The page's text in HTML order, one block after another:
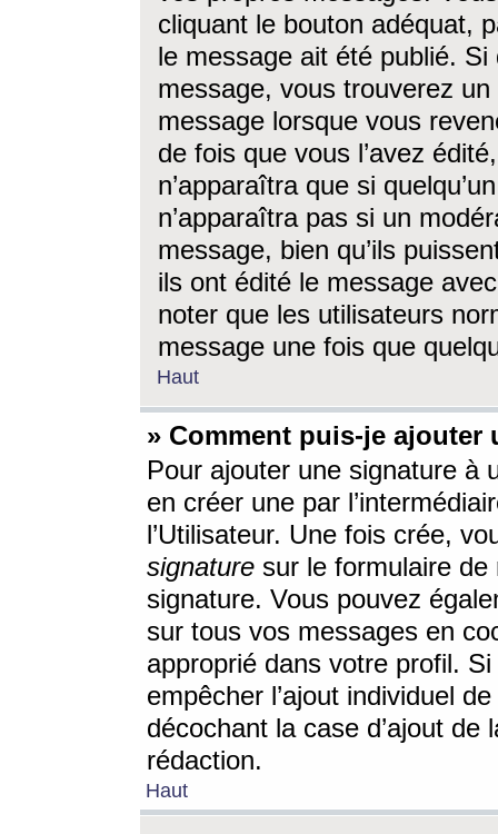
cliquant le bouton adéquat,
le message ait été publié. Si
message, vous trouverez
message lorsque vous
de fois que vous l’avez
n’apparaîtra que si
n’apparaîtra pas si un
message, bien qu’ils
ils ont édité le message
noter que les utilisateurs
message une fois que
Haut
» Comment puis-je ajouter
Pour ajouter une signature à
en créer une par
l’Utilisateur. Une fois crée,
signature sur le formulaire de
signature. Vous pouvez
sur tous vos messages en
approprié dans votre profil.
empêcher l’ajout individuel
décochant la case d’ajout
rédaction.
Haut